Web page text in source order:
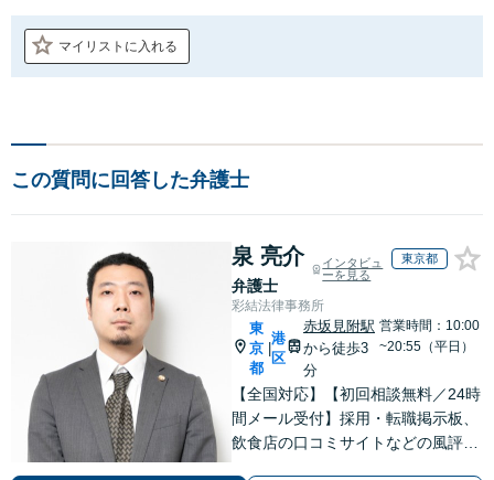
マイリストに入れる
この質問に回答した弁護士
泉 亮介
弁護士
インタビュ
ーを見る
東京都
彩結法律事務所
東
京
都
港
区
赤坂見附駅
から徒歩3
分
営業時間：10:00
~20:55（平日）
【全国対応】【初回相談無料／24時
間メール受付】採用・転職掲示板、
飲食店の口コミサイトなどの風評被